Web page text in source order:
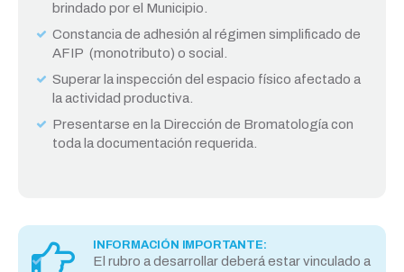
brindado por el Municipio.
Constancia de adhesión al régimen simplificado de
AFIP (monotributo) o social.
Superar la inspección del espacio físico afectado a
la actividad productiva.
Presentarse en la Dirección de Bromatología con
toda la documentación requerida.
INFORMACIÓN IMPORTANTE:
El rubro a desarrollar deberá estar vinculado a